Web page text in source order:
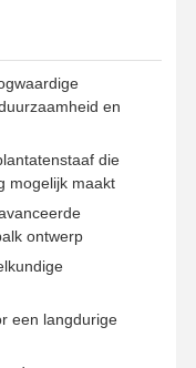
en
die
mogelijk maakt
ontwerp
een langdurige